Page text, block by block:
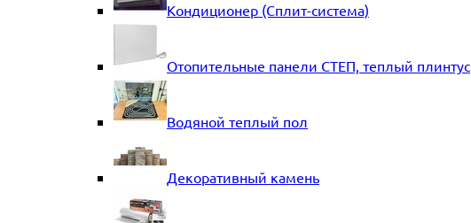
Кондиционер (Сплит-система)
Отопительные панели СТЕП, теплый плинтус
Водяной теплый пол
Декоративный камень